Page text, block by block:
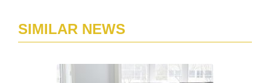
SIMILAR NEWS